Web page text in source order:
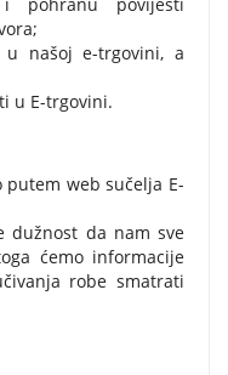
našoj e-trgovini, a
u E-trgovini.
putem web sučelja E-
dužnost da nam sve
ćemo informacije
robe smatrati